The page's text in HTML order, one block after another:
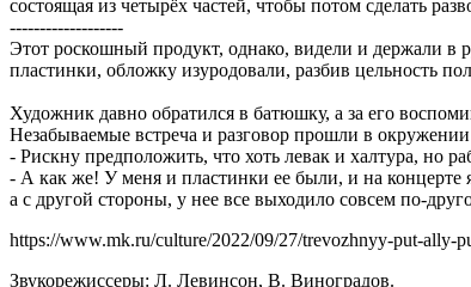
состоящая из четырёх частей, чтобы потом сделать
-------------------
Этот роскошный продукт, однако, видели и держали в
пластинки, обложку изуродовали, разбив цельность
Художник давно обратился в батюшку, а за его
Незабываемые встреча и разговор прошли в
- Рискну предположить, что хоть левак и халтура, но
- А как же! У меня и пластинки ее были, и на концерте
а с другой стороны, у нее все выходило совсем по-
https://www.mk.ru/culture/2022/09/27/trevozhnyy-put-ally-
Звукорежиссеры: Л. Левинсон, В. Виноградов.